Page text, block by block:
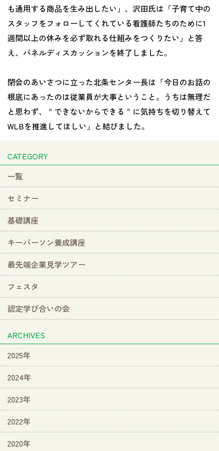
も通用する商品を生み出したい」、沢田氏は「子育て中の
スタッフをフォローしてくれている看護師たちのために1
週間以上の休みを必ず取れる仕組みをつくりたい」と答
え、パネルディスカッションを終了しました。
閉会のあいさつに立った北条センター長は「今日のお話の
根底にあったのは従業員が大事ということ。うちは無理だ
と思わず、＂できないからできる＂に気持ちを切り替えて
WLBを推進してほしい」と結びました。
CATEGORY
一覧
セミナー
基礎講座
キーパーソン養成講座
最先端企業見学ツアー
フェスタ
認定学び合いの会
ARCHIVES
2025年
2024年
2023年
2022年
2020年